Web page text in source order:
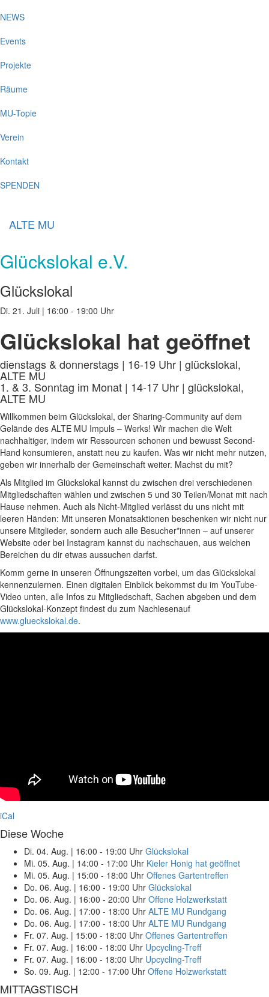
NEWS
Events
Projekte
Räume
MU-Topie
Verein
Kontakt
SPENDEN
ALTE MU
Glückslokal e.V.
Glückslokal
Di. 21. Juli | 16:00 - 19:00 Uhr
Glückslokal hat geöffnet
dienstags & donnerstags | 16-19 Uhr | glückslokal,
ALTE MU
1. & 3. Sonntag im Monat | 14-17 Uhr | glückslokal,
ALTE MU
Willkommen beim Glückslokal, der Sharing-Community auf dem
Gelände des ALTE MU Impuls – Werks! Wir machen die Welt
nachhaltiger, indem wir Ressourcen schonen und bewusst Second-
Hand konsumieren, anstatt neu zu kaufen. Was wir nicht mehr nutzen,
geben wir innerhalb der Gemeinschaft weiter. Machst du mit?
Als Mitglied im Glückslokal kannst du zwischen drei verschiedenen
Mitgliedschaften wählen und zwischen 5 und 30 Teilen/Monat mit nach
Hause nehmen. Auch als Nicht-Mitglied verlässt du uns nicht mit
leeren Händen: Mit unseren Monatsaktionen beschenken wir nicht nur
unsere Mitglieder, sondern auch alle Besucher*innen – auf unserer
Website oder bei Instagram kannst du nachschauen, aus welchen
Bereichen du dir etwas aussuchen darfst.
Komm gerne in unseren Öffnungszeiten vorbei, um das Glückslokal
kennenzulernen. Einen digitalen Einblick bekommst du im YouTube-
Video unten, alle Infos zu Mitgliedschaft, Sachen abgeben und dem
Glückslokal-Konzept findest du zum Nachlesenauf
www.glueckslokal.de.
iCal
Diese Woche
Di. 04. Aug. | 16:00 - 19:00 Uhr Glückslokal
Mi. 05. Aug. | 14:00 - 17:00 Uhr Kieler Honig hat geöffnet
Mi. 05. Aug. | 15:00 - 18:00 Uhr Offenes Gartentreffen
Do. 06. Aug. | 16:00 - 19:00 Uhr Glückslokal
Do. 06. Aug. | 16:00 - 20:00 Uhr Offene Holzwerkstatt
Do. 06. Aug. | 17:00 - 18:00 Uhr ALTE MU Rundgang
Do. 06. Aug. | 17:00 - 18:00 Uhr ALTE MU Rundgang
Fr. 07. Aug. | 15:00 - 18:00 Uhr Offenes Gartentreffen
Fr. 07. Aug. | 16:00 - 18:00 Uhr Upcycling-Treff
Fr. 07. Aug. | 16:00 - 18:00 Uhr Upcycling-Treff
So. 09. Aug. | 12:00 - 17:00 Uhr Offene Holzwerkstatt
MITTAGSTISCH